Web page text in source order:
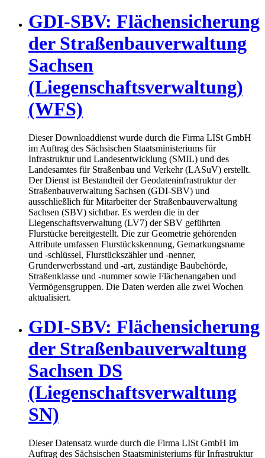
GDI-SBV: Flächensicherung
der Straßenbauverwaltung
Sachsen
(Liegenschaftsverwaltung)
(WFS)
Dieser Downloaddienst wurde durch die Firma LISt GmbH
im Auftrag des Sächsischen Staatsministeriums für
Infrastruktur und Landesentwicklung (SMIL) und des
Landesamtes für Straßenbau und Verkehr (LASuV) erstellt.
Der Dienst ist Bestandteil der Geodateninfrastruktur der
Straßenbauverwaltung Sachsen (GDI-SBV) und
ausschließlich für Mitarbeiter der Straßenbauverwaltung
Sachsen (SBV) sichtbar. Es werden die in der
Liegenschaftsverwaltung (LV7) der SBV geführten
Flurstücke bereitgestellt. Die zur Geometrie gehörenden
Attribute umfassen Flurstückskennung, Gemarkungsname
und -schlüssel, Flurstückszähler und -nenner,
Grunderwerbsstand und -art, zuständige Baubehörde,
Straßenklasse und -nummer sowie Flächenangaben und
Vermögensgruppen. Die Daten werden alle zwei Wochen
aktualisiert.
GDI-SBV: Flächensicherung
der Straßenbauverwaltung
Sachsen DS
(Liegenschaftsverwaltung
SN)
Dieser Datensatz wurde durch die Firma LISt GmbH im
Auftrag des Sächsischen Staatsministeriums für Infrastruktur